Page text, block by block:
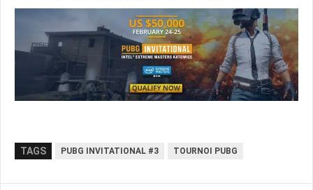
TAGS PUBG INVITATIONAL #3 TOURNOI PUBG